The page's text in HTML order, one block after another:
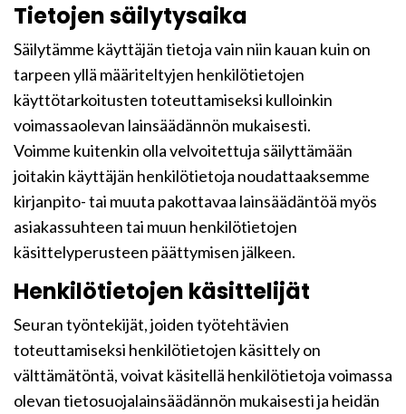
Tietojen säilytysaika
Säilytämme käyttäjän tietoja vain niin kauan kuin on
tarpeen yllä määriteltyjen henkilötietojen
käyttötarkoitusten toteuttamiseksi kulloinkin
voimassaolevan lainsäädännön mukaisesti.
Voimme kuitenkin olla velvoitettuja säilyttämään
joitakin käyttäjän henkilötietoja noudattaaksemme
kirjanpito- tai muuta pakottavaa lainsäädäntöä myös
asiakassuhteen tai muun henkilötietojen
käsittelyperusteen päättymisen jälkeen.
Henkilötietojen käsittelijät
Seuran työntekijät, joiden työtehtävien
toteuttamiseksi henkilötietojen käsittely on
välttämätöntä, voivat käsitellä henkilötietoja voimassa
olevan tietosuojalainsäädännön mukaisesti ja heidän